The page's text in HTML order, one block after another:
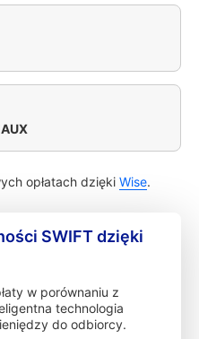
opłatach dzięki Wise.
SWIFT dzięki
w porównaniu z
technologia
do odbiorcy.